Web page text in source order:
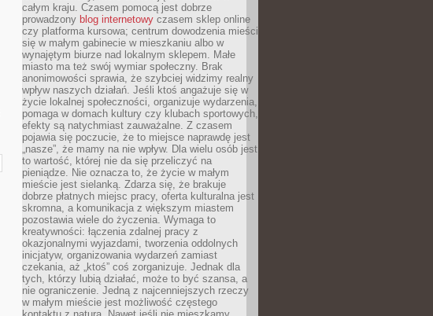
całym kraju. Czasem pomocą jest dobrze
prowadzony blog internetowy czasem sklep online
czy platforma kursowa; centrum dowodzenia mieści
się w małym gabinecie w mieszkaniu albo w
wynajętym biurze nad lokalnym sklepem. Małe
miasto ma też swój wymiar społeczny. Brak
anonimowości sprawia, że szybciej widzimy realny
wpływ naszych działań. Jeśli ktoś angażuje się w
życie lokalnej społeczności, organizuje wydarzenia,
pomaga w domach kultury czy klubach sportowych,
efekty są natychmiast zauważalne. Z czasem
pojawia się poczucie, że to miejsce naprawdę jest
„nasze”, że mamy na nie wpływ. Dla wielu osób jest
to wartość, której nie da się przeliczyć na
pieniądze. Nie oznacza to, że życie w małym
mieście jest sielanką. Zdarza się, że brakuje
dobrze płatnych miejsc pracy, oferta kulturalna jest
skromna, a komunikacja z większym miastem
pozostawia wiele do życzenia. Wymaga to
kreatywności: łączenia zdalnej pracy z
okazjonalnymi wyjazdami, tworzenia oddolnych
inicjatyw, organizowania wydarzeń zamiast
czekania, aż „ktoś” coś zorganizuje. Jednak dla
tych, którzy lubią działać, może to być szansa, a
nie ograniczenie. Jedną z najcenniejszych rzeczy
w małym mieście jest możliwość częstego